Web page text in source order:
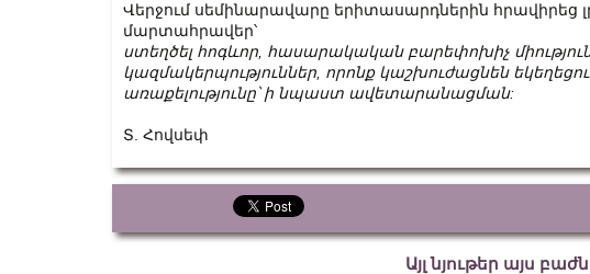
Վերջում սեմինարավարը երիտասարդներին հրավիրեց
մարտահրավեր՝
ստեղծել հոգևոր, հասարակական բարեփոխիչ
կազմակերպություններ, որոնք կաշխուժացնեն
առաքելությունը՝ ի նպաստ ավետարանացման:
Տ. Հովսեփ
Այլ նյութեր այս